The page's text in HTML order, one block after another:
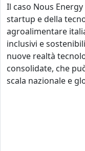
Il caso Nous
startup e della
agroalimentare
inclusivi e
nuove realtà
consolidate, che
scala nazionale e